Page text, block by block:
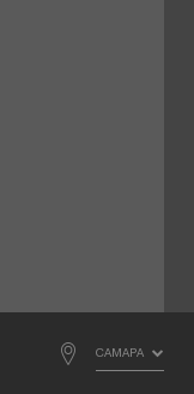
САМАРА